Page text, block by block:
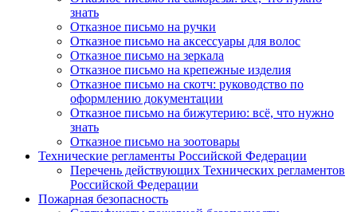
знать
Отказное письмо на ручки
Отказное письмо на аксессуары для волос
Отказное письмо на зеркала
Отказное письмо на крепежные изделия
Отказное письмо на скотч: руководство по
оформлению документации
Отказное письмо на бижутерию: всё, что нужно
знать
Отказное письмо на зоотовары
Технические регламенты Российской Федерации
Перечень действующих Технических регламентов
Российской Федерации
Пожарная безопасность